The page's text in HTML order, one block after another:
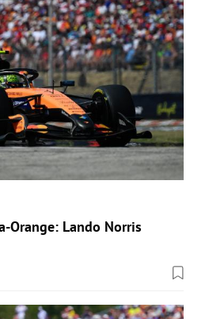
Orange: Lando Norris